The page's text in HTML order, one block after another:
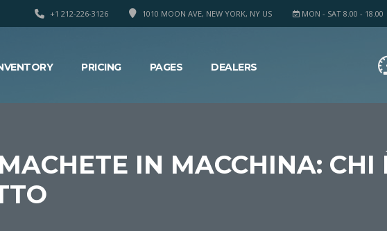
MON - SAT 8.00 - 18.00
1010 MOON AVE, NEW YORK, NY US
+1 212-226-3126
PRICING PAGES DEALERS
IN MACCHINA: CHI